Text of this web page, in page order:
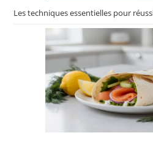
Les techniques essentielles pour